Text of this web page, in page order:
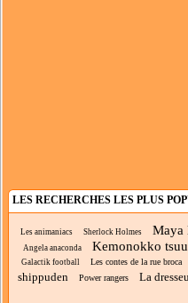
LES RECHERCHES LES PLUS
Les animaniacs Sherlock Holmes Maya
Angela anaconda Kemonokko
Galactik football
Les contes de la rue broca
shippuden
Power rangers La